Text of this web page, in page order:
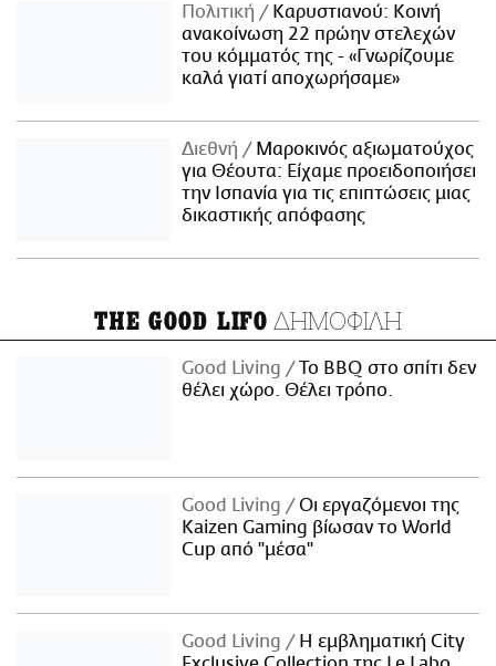
Πολιτική
Καρυστιανού: Κοινή
ανακοίνωση 22 πρώην στελεχών
του κόμματός της - «Γνωρίζουμε
καλά γιατί αποχωρήσαμε»
Διεθνή
Μαροκινός αξιωματούχος
για Θέουτα: Είχαμε προειδοποιήσει
την Ισπανία για τις επιπτώσεις μιας
δικαστικής απόφασης
THE GOOD LIFO ΔΗΜΟΦΙΛΗ
Good Living
Το BBQ στο σπίτι δεν
θέλει χώρο. Θέλει τρόπο.
Good Living
Οι εργαζόμενοι της
Kaizen Gaming βίωσαν το World
Cup από "μέσα"
Good Living
Η εμβληματική City